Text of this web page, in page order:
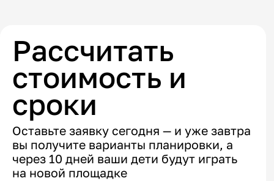
Рассчитать
стоимость и
сроки
Оставьте заявку сегодня — и уже завтра
вы получите варианты планировки, а
через 10 дней ваши дети будут играть
на новой площадке